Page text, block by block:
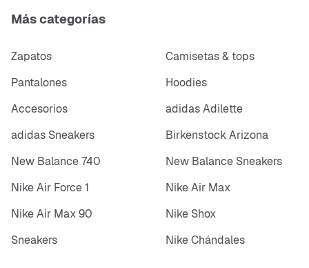
Más categorías
Zapatos
Camisetas & tops
Pantalones
Hoodies
Accesorios
adidas Adilette
adidas Sneakers
Birkenstock Arizona
New Balance 740
New Balance Sneakers
Nike Air Force 1
Nike Air Max
Nike Air Max 90
Nike Shox
Sneakers
Nike Chándales